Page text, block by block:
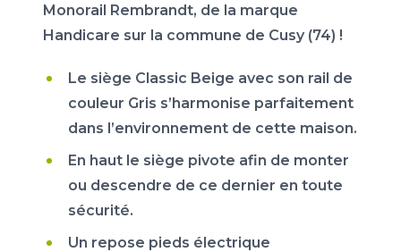
Monorail Rembrandt, de la marque
Handicare sur la commune de Cusy (74) !
Le siège Classic Beige avec son rail de
couleur Gris s’harmonise parfaitement
dans l’environnement de cette maison.
En haut le siège pivote afin de monter
ou descendre de ce dernier en toute
sécurité.
Un repose pieds électrique